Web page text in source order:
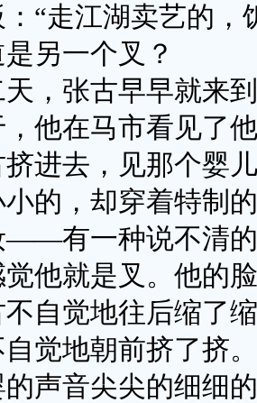
走江湖卖艺的，
一个叉？
张古早早就来到
在马市看见了他
去，见那个婴儿
，却穿着特制的
——有一种说不清
他就是叉。他的
觉地往后缩了缩
觉地朝前挤了挤。
音尖尖的细细的